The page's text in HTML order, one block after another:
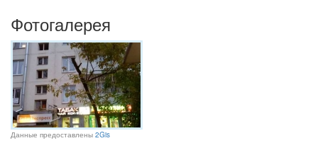
Фотогалерея
Данные предоставлены 2Gis